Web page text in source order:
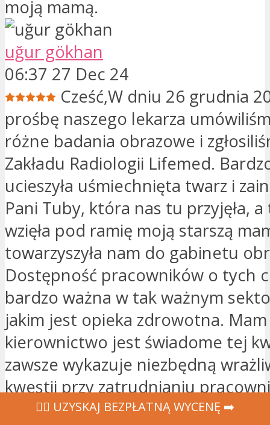
moją mamą.
uğur gökhan
06:37 27 Dec 24
Cześć,W dniu 26 grudnia
prośbę naszego lekarza
różne badania obrazowe i
Zakładu Radiologii Lifemed.
ucieszyła uśmiechnięta twarz i
Pani Tuby, która nas tu przyjęła,
wzięła pod ramię moją starszą
towarzyszyła nam do gabinetu
Dostępność pracowników o tych
bardzo ważna w tak ważnym
jakim jest opieka zdrowotna.
kierownictwo jest świadome tej
zawsze wykazuje niezbędną
kwestii przy zatrudnianiu
‍👩‍⚕ UZYSKAJ BEZPŁATNĄ WYCENĘ ➡️